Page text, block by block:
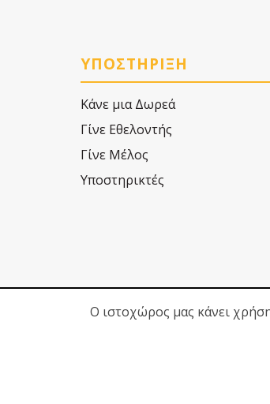
ΥΠΟΣΤΗΡΙΞΗ
Κάνε μια Δωρεά
Γίνε Εθελοντής
Γίνε Μέλος
Υποστηρικτές
Ο ιστοχώρος μας κάνει